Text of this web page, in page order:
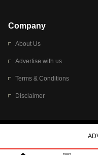
बारिश की चेतावनी
Company
About Us
Advertise with us
Terms & Conditions
Disclaimer